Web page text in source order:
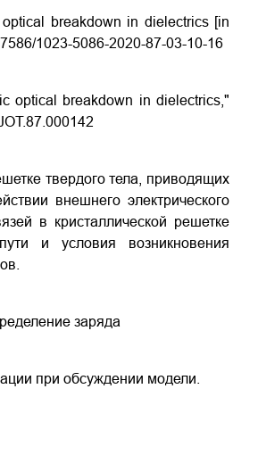
breakdown in dielectrics [in
1023-5086-2020-87-03-10-16
optical breakdown in dielectrics,"
твердого тела, приводящих
внешнего электрического
в кристаллической решетке
и условия возникновения
заряда
при обсуждении модели.